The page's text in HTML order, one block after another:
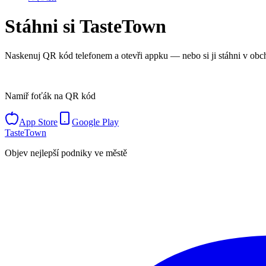
Stáhni si TasteTown
Naskenuj QR kód telefonem a otevři appku — nebo si ji stáhni v
Namiř foťák na QR kód
App Store
Google Play
TasteTown
Objev nejlepší podniky ve městě